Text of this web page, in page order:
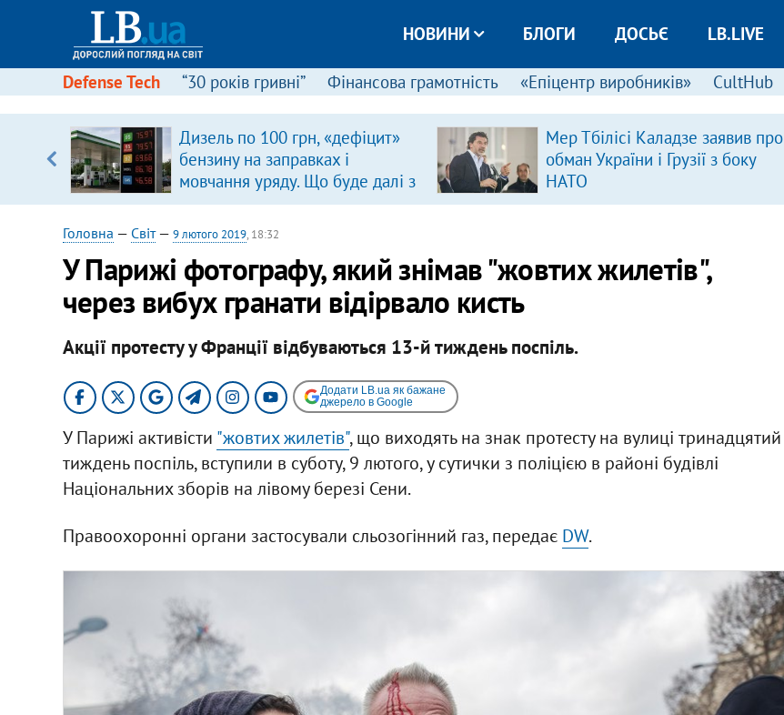
НОВИНИ БЛОГИ ДОСЬЄ LB.LIVE
Defense Tech “30 років гривні” Фінансова грамотність «Епіцентр виробників» CultHub
Дизель по 100 грн, «дефіцит»
бензину на заправках і
мовчання уряду. Що буде далі з
цінами на пальне?
Мер Тбілісі Каладзе заявив про
обман України і Грузії з боку
НАТО
Головна — Світ— 9 лютого 2019, 18:32
У Парижі фотографу, який знімав "жовтих жилетів",
через вибух гранати відірвало кисть
Акції протесту у Франції відбуваються 13-й тиждень поспіль.
Додати LB.ua як бажане
джерело в Google
У Парижі активісти "жовтих жилетів", що виходять на знак протесту на вулиці тринадцятий
тиждень поспіль, вступили в суботу, 9 лютого, у сутички з поліцією в районі будівлі
Національних зборів на лівому березі Сени.
Правоохоронні органи застосували сльозогінний газ, передає DW.